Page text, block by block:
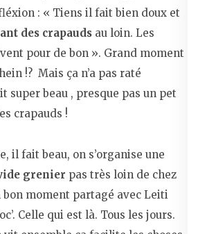
: « Tiens il fait bien doux et
des crapauds au loin. Les
pour de bon ». Grand moment
!? Mais ça n’a pas raté
super beau , presque pas un pet
crapauds !
il fait beau, on s’organise une
grenier pas très loin de chez
bon moment partagé avec Leiti
Celle qui est là. Tous les jours.